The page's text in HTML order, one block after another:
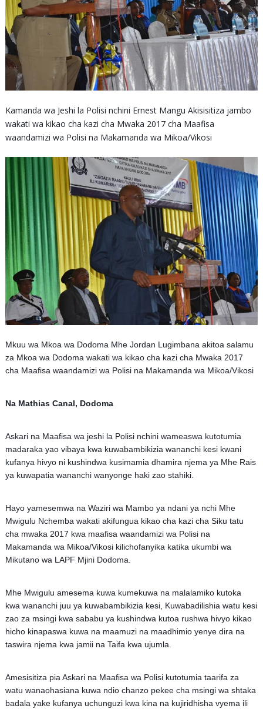
Kamanda wa Jeshi la Polisi nchini Ernest Mangu Akisisitiza jambo
wakati wa kikao cha kazi cha Mwaka 2017 cha Maafisa
waandamizi wa Polisi na Makamanda wa Mikoa/Vikosi
Mkuu wa Mkoa wa Dodoma Mhe Jordan Lugimbana akitoa salamu
za Mkoa wa Dodoma wakati wa kikao cha kazi cha Mwaka 2017
cha Maafisa waandamizi wa Polisi na Makamanda wa Mikoa/Vikosi
Na Mathias Canal, Dodoma
Askari na Maafisa wa jeshi la Polisi nchini wameaswa kutotumia
madaraka yao vibaya kwa kuwabambikizia wananchi kesi kwani
kufanya hivyo ni kushindwa kusimamia dhamira njema ya Mhe Rais
ya kuwapatia wananchi wanyonge haki zao stahiki.
Hayo yamesemwa na Waziri wa Mambo ya ndani ya nchi Mhe
Mwigulu Nchemba wakati akifungua kikao cha kazi cha Siku tatu
cha mwaka 2017 kwa maafisa waandamizi wa Polisi na
Makamanda wa Mikoa/Vikosi kilichofanyika katika ukumbi wa
Mikutano wa LAPF Mjini Dodoma.
Mhe Mwigulu amesema kuwa kumekuwa na malalamiko kutoka
kwa wananchi juu ya kuwabambikizia kesi, Kuwabadilishia watu kesi
zao za msingi kwa sababu ya kushindwa kutoa rushwa hivyo kikao
hicho kinapaswa kuwa na maamuzi na maadhimio yenye dira na
taswira njema kwa jamii na Taifa kwa ujumla.
Amesisitiza pia Askari na Maafisa wa Polisi kutotumia taarifa za
watu wanaohasiana kuwa ndio chanzo pekee cha msingi wa shtaka
badala yake kufanya uchunguzi kwa kina na kujiridhisha vyema ili